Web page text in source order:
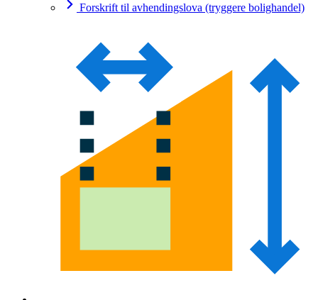
Forskrift til avhendingslova (tryggere bolighandel)